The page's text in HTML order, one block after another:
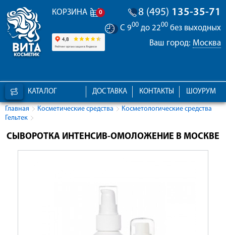
КОРЗИНА 0 8 (495) 135-35-71
С 900 до 2200 без выходных
Ваш город: Москва
КАТАЛОГ ШОУРУМ
КОНТАКТЫ
ДОСТАВКА
Главная Косметические средства
Косметологические средства
Гельтек
СЫВОРОТКА ИНТЕНСИВ-ОМОЛОЖЕНИЕ В МОСКВЕ